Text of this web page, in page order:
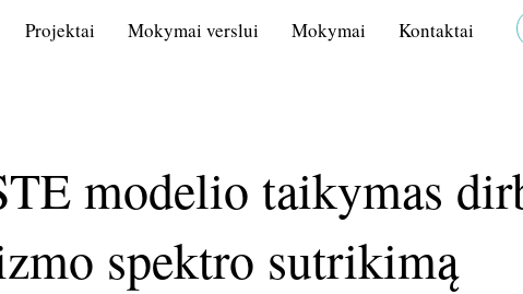
Projektai Mokymai verslui Mokymai Kontaktai
modelio taikymas
spektro sutrikimą